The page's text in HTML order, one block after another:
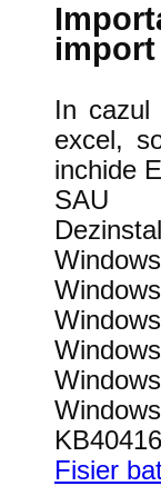
In cazul
excel,
inchide
SAU
Fisier